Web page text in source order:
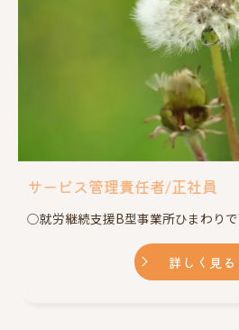
サービス管理責任者/正社員
詳しく見る